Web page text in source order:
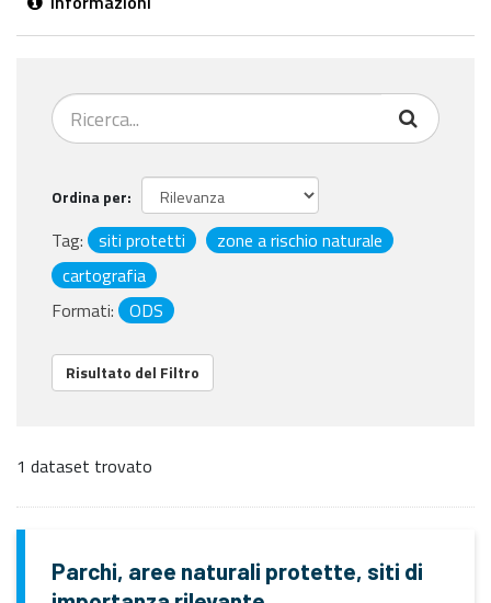
Ordina per
Tag: siti protetti
zone a rischio naturale
cartografia
Formati:
ODS
Risultato del Filtro
1 dataset trovato
Parchi, aree naturali protette, siti di